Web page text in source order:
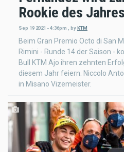
Rookie des
Sep 19 2021 - 4:36pm byKTM
Beim Gran Premio Octo di San
Rimini - Runde 14 der Saison -
Bull KTM Ajo ihren zehnten
diesem Jahr feiern. Niccolo
in Misano Vizemeister.